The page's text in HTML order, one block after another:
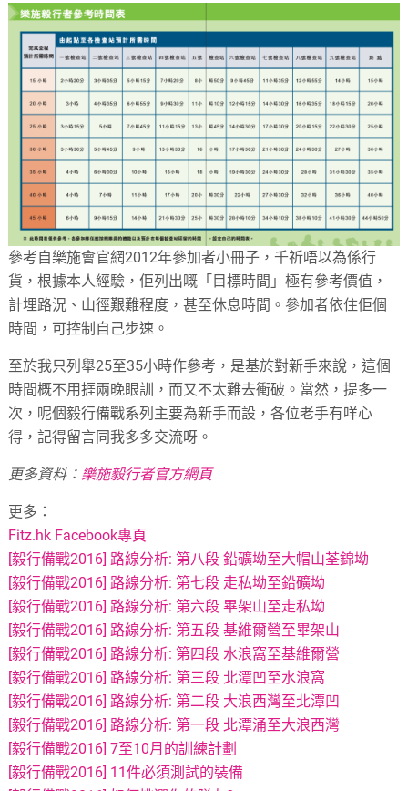
參考自樂施會官網2012年參加者小冊子，千祈唔以為係行
貨，根據本人經驗，佢列出嘅「目標時間」極有參考價值，
計埋路況、山徑艱難程度，甚至休息時間。參加者依住佢個
時間，可控制自己步速。
至於我只列舉25至35小時作參考，是基於對新手來說，這個
時間概不用捱兩晚眼訓，而又不太難去衝破。當然，提多一
次，呢個毅行備戰系列主要為新手而設，各位老手有咩心
得，記得留言同我多多交流呀。
更多資料： 樂施毅行者官方網頁
更多：
Fitz.hk Facebook專頁
[毅行備戰2016] 路線分析: 第八段 鉛礦坳至大帽山荃錦坳
[毅行備戰2016] 路線分析: 第七段 走私坳至鉛礦坳
[毅行備戰2016] 路線分析: 第六段 畢架山至走私坳
[毅行備戰2016] 路線分析: 第五段 基維爾營至畢架山
[毅行備戰2016] 路線分析: 第四段 水浪窩至基維爾營
[毅行備戰2016] 路線分析: 第三段 北潭凹至水浪窩
[毅行備戰2016] 路線分析: 第二段 大浪西灣至北潭凹
[毅行備戰2016] 路線分析: 第一段 北潭涌至大浪西灣
[毅行備戰2016] 7至10月的訓練計劃
[毅行備戰2016] 11件必須測試的裝備